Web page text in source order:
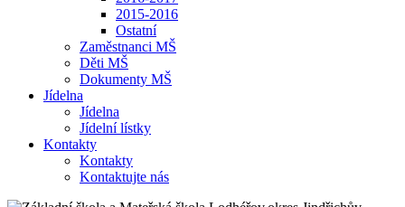
2015-2016
Ostatní
Zaměstnanci MŠ
Děti MŠ
Dokumenty MŠ
Jídelna
Jídelna
Jídelní lístky
Kontakty
Kontakty
Kontaktujte nás